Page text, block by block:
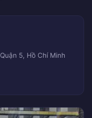
5, Hồ Chí Minh